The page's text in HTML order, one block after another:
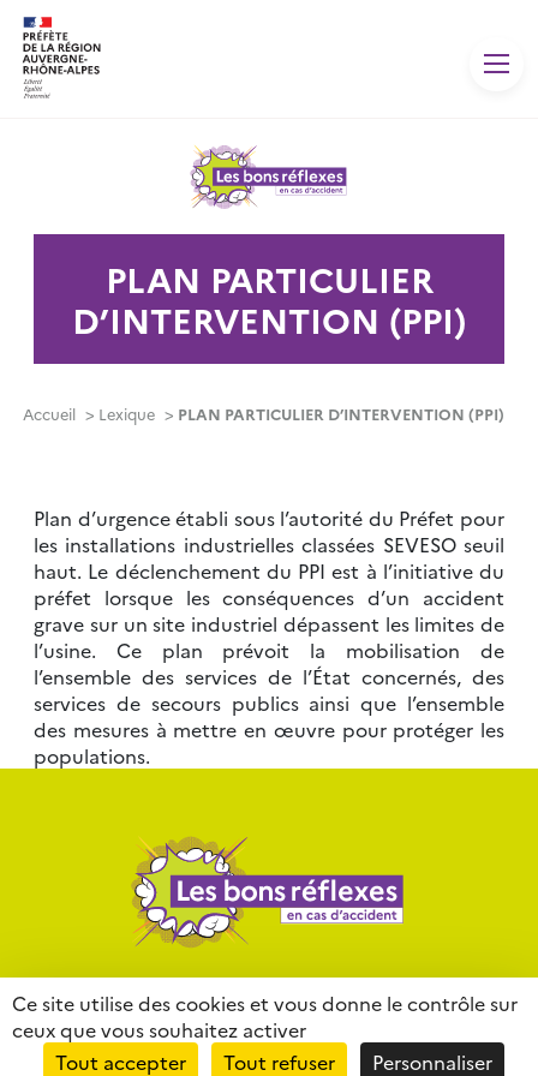
PLAN PARTICULIER
D’INTERVENTION (PPI)
Accueil > Lexique > PLAN PARTICULIER D’INTERVENTION (PPI)
Plan d’urgence établi sous l’autorité du Préfet pour
les installations industrielles classées SEVESO seuil
haut. Le déclenchement du PPI est à l’initiative du
préfet lorsque les conséquences d’un accident
grave sur un site industriel dépassent les limites de
l’usine. Ce plan prévoit la mobilisation de
l’ensemble des services de l’État concernés, des
services de secours publics ainsi que l’ensemble
des mesures à mettre en œuvre pour protéger les
populations.
Contact Mentions légales
Liens
Partenaires
Lexique
Panneau de gestion des cookies
Ce site utilise des cookies et vous donne le contrôle sur
ceux que vous souhaitez activer
Tout accepter
Tout refuser Personnaliser